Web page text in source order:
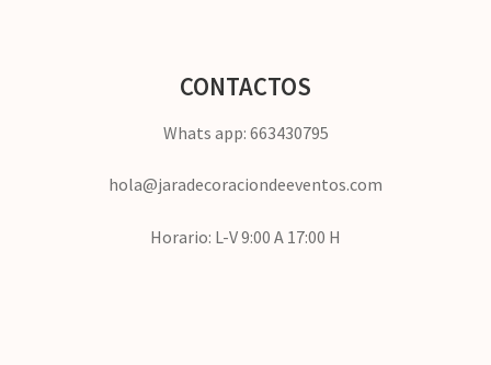
CONTACTOS
Whats app: 663430795
hola@jaradecoraciondeeventos.com
Horario: L-V 9:00 A 17:00 H